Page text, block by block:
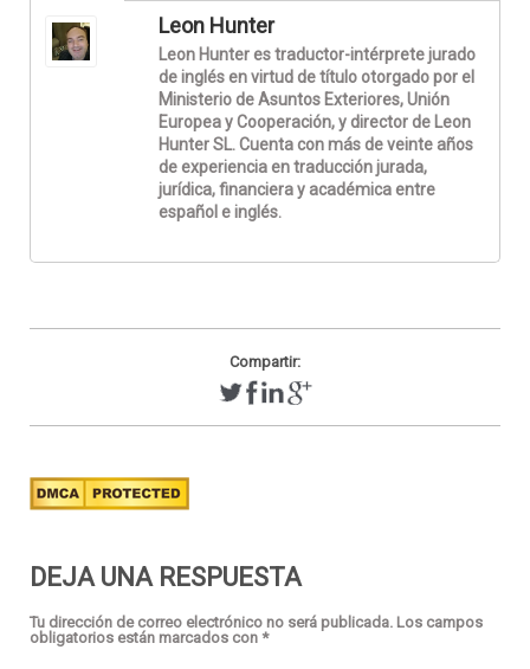
Leon Hunter
Leon Hunter es traductor-intérprete jurado
de inglés en virtud de título otorgado por el
Ministerio de Asuntos Exteriores, Unión
Europea y Cooperación, y director de Leon
Hunter SL. Cuenta con más de veinte años
de experiencia en traducción jurada,
jurídica, financiera y académica entre
español e inglés.
Compartir:
DEJA UNA RESPUESTA
Tu dirección de correo electrónico no será publicada. Los campos
obligatorios están marcados con *